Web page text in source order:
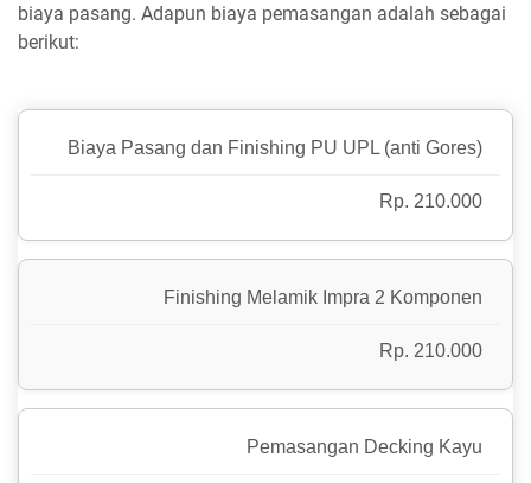
biaya pasang. Adapun biaya pemasangan adalah sebagai
berikut:
Biaya Pasang dan Finishing PU UPL (anti Gores)
Rp. 210.000
Finishing Melamik Impra 2 Komponen
Rp. 210.000
Pemasangan Decking Kayu